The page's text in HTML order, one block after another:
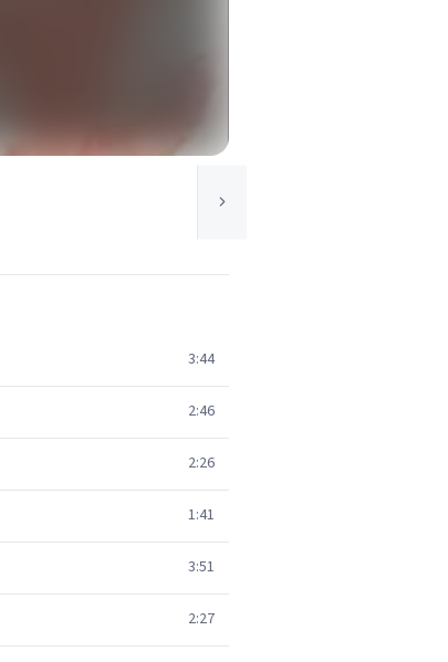
3:44
2:46
2:26
1:41
3:51
2:27